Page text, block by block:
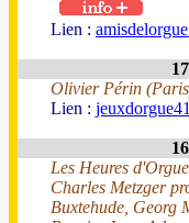
Lien :
Olivier Périn
Lien :
Les Heures
Charles Metzger
Buxtehude, Georg